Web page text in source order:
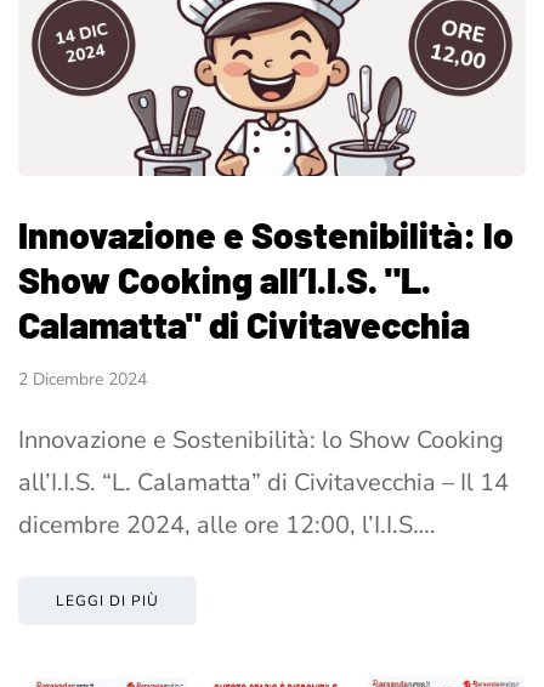
Innovazione e Sostenibilità: lo
Show Cooking all’I.I.S. "L.
Calamatta" di Civitavecchia
2 Dicembre 2024
Innovazione e Sostenibilità: lo Show Cooking
all’I.I.S. “L. Calamatta” di Civitavecchia – Il 14
dicembre 2024, alle ore 12:00, l’I.I.S….
LEGGI DI PIÙ